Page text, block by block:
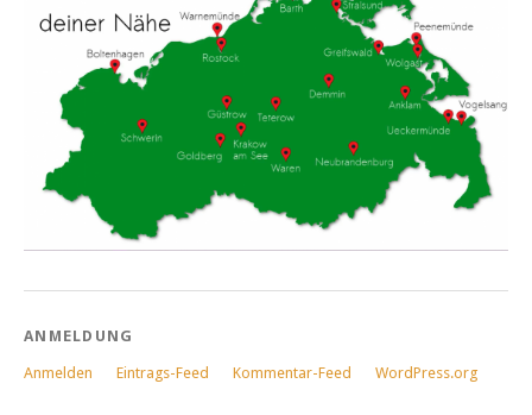
ANMELDUNG
Anmelden Eintrags-Feed Kommentar-Feed WordPress.org